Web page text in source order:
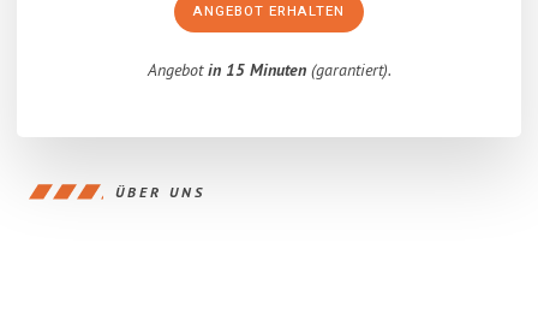
ANGEBOT ERHALTEN
Angebotin 15 Minuten(garantiert).
ÜBER UNS